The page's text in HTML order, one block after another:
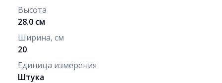
Высота
28.0 см
Ширина, см
20
Единица измерения
Штука